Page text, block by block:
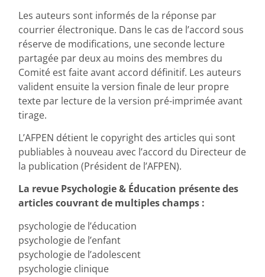
Les auteurs sont informés de la réponse par
courrier électronique. Dans le cas de l’accord sous
réserve de modifications, une seconde lecture
partagée par deux au moins des membres du
Comité est faite avant accord définitif. Les auteurs
valident ensuite la version finale de leur propre
texte par lecture de la version pré-imprimée avant
tirage.
L’AFPEN détient le copyright des articles qui sont
publiables à nouveau avec l’accord du Directeur de
la publication (Président de l’AFPEN).
La revue Psychologie & Éducation présente des
articles couvrant de multiples champs :
psychologie de l’éducation
psychologie de l’enfant
psychologie de l’adolescent
psychologie clinique